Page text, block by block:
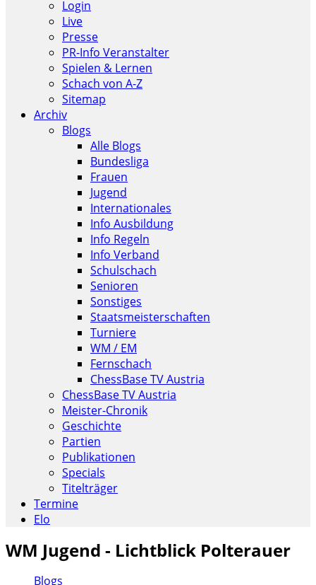
Login
Live
Presse
PR-Info Veranstalter
Spielen & Lernen
Schach von A-Z
Sitemap
Archiv
Blogs
Alle Blogs
Bundesliga
Frauen
Jugend
Internationales
Info Ausbildung
Info Regeln
Info Verband
Schulschach
Senioren
Sonstiges
Staatsmeisterschaften
Turniere
WM / EM
Fernschach
ChessBase TV Austria
ChessBase TV Austria
Meister-Chronik
Geschichte
Partien
Publikationen
Specials
Titelträger
Termine
Elo
WM Jugend - Lichtblick Polterauer
Blogs